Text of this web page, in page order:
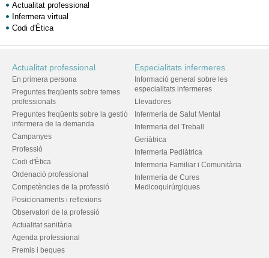
Actualitat professional
Infermera virtual
Codi d'Ètica
Actualitat professional
En primera persona
Preguntes freqüents sobre temes
professionals
Preguntes freqüents sobre la gestió
infermera de la demanda
Campanyes
Professió
Codi d'Ètica
Ordenació professional
Competències de la professió
Posicionaments i reflexions
Observatori de la professió
Actualitat sanitària
Agenda professional
Premis i beques
Especialitats infermeres
Informació general sobre les
especialitats infermeres
Llevadores
Infermeria de Salut Mental
Infermeria del Treball
Geriàtrica
Infermeria Pediàtrica
Infermeria Familiar i Comunitària
Infermeria de Cures
Medicoquirúrgiques